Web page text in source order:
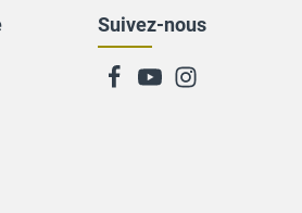
Suivez-nous